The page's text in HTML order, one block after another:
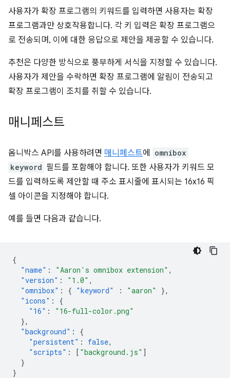
사용자가 확장 프로그램의 키워드를 입력하면 사용자는 확장
프로그램과만 상호작용합니다. 각 키 입력은 확장 프로그램으
로 전송되며, 이에 대한 응답으로 제안을 제공할 수 있습니다.
추천은 다양한 방식으로 풍부하게 서식을 지정할 수 있습니다.
사용자가 제안을 수락하면 확장 프로그램에 알림이 전송되고
확장 프로그램이 조치를 취할 수 있습니다.
매니페스트
옴니박스 API를 사용하려면 매니페스트에
omnibox
keyword 필드를 포함해야 합니다. 또한 사용자가 키워드 모
드를 입력하도록 제안할 때 주소 표시줄에 표시되는 16x16 픽
셀 아이콘을 지정해야 합니다.
예를 들면 다음과 같습니다.
{
"name" : "Aaron's omnibox extension" ,
"version" : "1.0" ,
"omnibox" : { "keyword" : "aaron"
},
"icons" :
{
"16" :
"16-full-color.png"
},
"background" :
{
"persistent" : false,
"scripts" : [ "background.js" ]
}
}